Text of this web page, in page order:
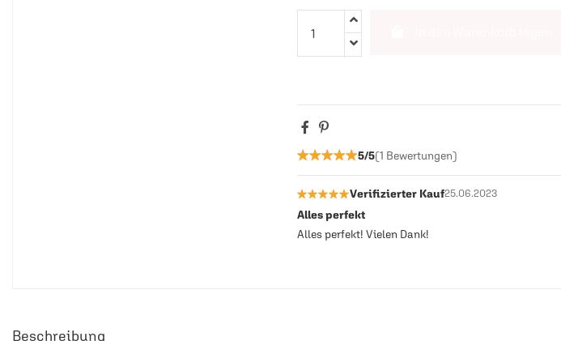
★★★★★
★★★★★5/5(1 Bewertungen)
★★★★★
★★★★★Verifizierter Kauf25.06.2023
Alles perfekt
Alles perfekt! Vielen Dank!
Beschreibung